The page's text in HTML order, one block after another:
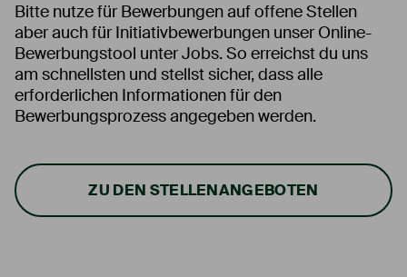
Bitte nutze für Bewerbungen auf offene Stellen
aber auch für Initiativbewerbungen unser Online-
Bewerbungstool unter Jobs. So erreichst du uns
am schnellsten und stellst sicher, dass alle
erforderlichen Informationen für den
Bewerbungsprozess angegeben werden.
ZU DEN STELLENANGEBOTEN